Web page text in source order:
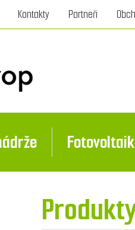
Kontakty Partneři